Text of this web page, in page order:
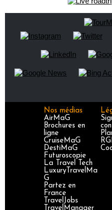
Nos médias
AirMaG
Brochures en
ligne
CruiseMaG
DestiMaG
Futuroscopie
La Travel Tech
LuxuryTravelMa
G
Partez en
France
TravelJobs
TravelManager